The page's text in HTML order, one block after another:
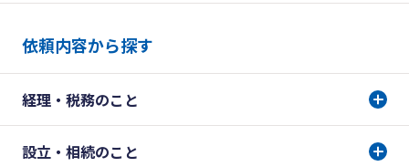
依頼内容から探す
経理・税務のこと
設立・相続のこと